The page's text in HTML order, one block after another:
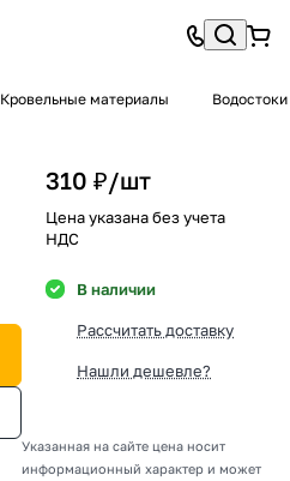
Кровельные материалы Водостоки
310 ₽/шт
Цена указана без учета
НДС
В наличии
Рассчитать доставку
Нашли дешевле?
Указанная на сайте цена носит
информационный характер и может